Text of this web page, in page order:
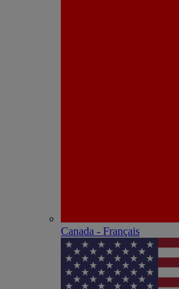
Canada - Français